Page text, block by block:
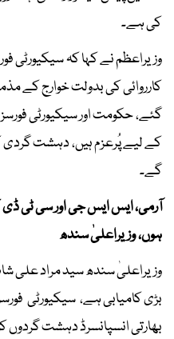
کی ہے۔
وزیراعظم نے کہا کہ سیکیورٹی
کارروائی کی بدولت خوارج کے
گئے، حکومت اور سیکیورٹی
کے لیے پُرعزم ہیں، دہشت
گے۔
آرمی، ایس ایس جی اور سی ٹی ڈی
ہوں، وزیراعلیٰ سندھ
بڑی کامیابی ہے، سیکیورٹی
بھارتی انسپانسرڈ دہشت گردوں